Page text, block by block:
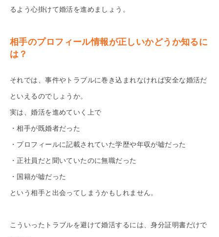
るよう心掛けて婚活を進めましょう。
相手のプロフィール情報が正しいかどうか知るに
は？
それでは、事件やトラブルに巻き込まれなければ安全な婚活だ
といえるのでしょうか。
実は、婚活を進めていく上で
・相手が既婚者だった
・プロフィールに記載されていた学歴や年収が嘘だった
・正社員だと聞いていたのに無職だった
・国籍が嘘だった
という相手と出会ってしまうかもしれません。
こういったトラブルを避けて婚活するには、身分証明書だけで